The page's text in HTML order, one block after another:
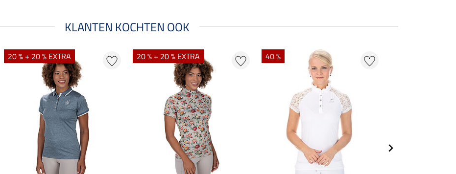
KLANTEN KOCHTEN OOK
20 % + 20 % EXTRA 20 % + 20 % EXTRA 40 %